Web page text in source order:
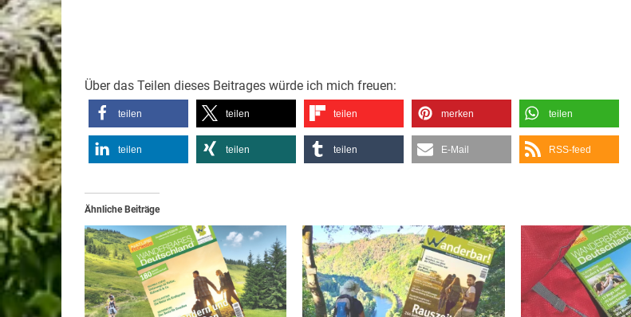
Über das Teilen dieses Beitrages würde ich mich freuen:
teilen teilen teilen merken teilen
teilen teilen teilen E-Mail RSS-feed
Ähnliche Beiträge